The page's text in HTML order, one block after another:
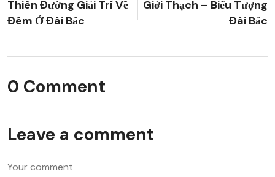
Thiên Đường Giải Trí Về
Đêm Ở Đài Bắc
Giới Thạch – Biểu Tượng
Đài Bắc
0 Comment
Leave a comment
Your comment